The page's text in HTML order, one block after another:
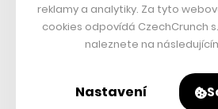
Německý experiment se ostatně
provedených do jisté míry liší.
osoby s nízkými příjmy byl již
zkoumán po celém světě. Protože
reklamy a analytiky. Za tyto
cookies odpovídá CzechCrunch
naleznete na
Nastavení